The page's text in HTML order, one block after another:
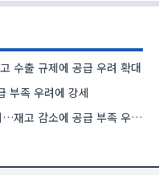
수출 규제에 공급 우려 확대
부족 우려에 강세
[비철금속 시황] 구리 2개월 만에 최고치…재고 감소에 공급 부족 우려 확대